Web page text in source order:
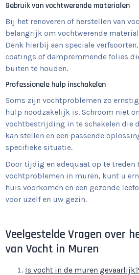
Gebruik van vochtwerende materialen
Bij het renoveren of herstellen van
belangrijk om vochtwerende
Denk hierbij aan speciale
coatings of dampremmende folies
buiten te houden.
Professionele hulp inschakelen
Soms zijn vochtproblemen zo
hulp noodzakelijk is. Schroom niet
vochtbestrijding in te schakelen die
kan stellen en een passende
specifieke situatie.
Door tijdig en adequaat op te treden
vochtproblemen in muren, kunt u
huis voorkomen en een gezonde
voor uzelf en uw gezin.
Veelgestelde Vragen over
van Vocht in Muren
Is vocht in de muren gevaarlijk?